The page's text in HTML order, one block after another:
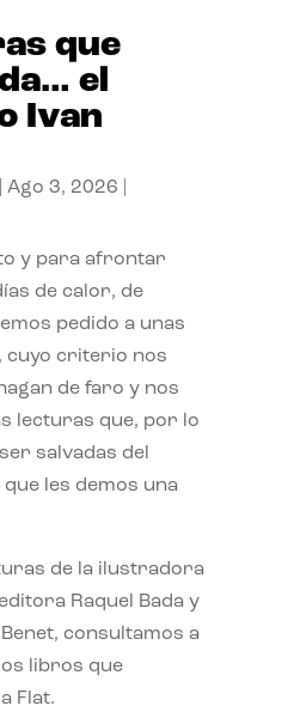
que
el
Ivan
Ago 3, 2026
y para afrontar
de calor, de
pedido a unas
cuyo criterio nos
de faro y nos
lecturas que, por lo
salvadas del
les demos una
de la ilustradora
Raquel Bada y
consultamos a
libros que
Flat.